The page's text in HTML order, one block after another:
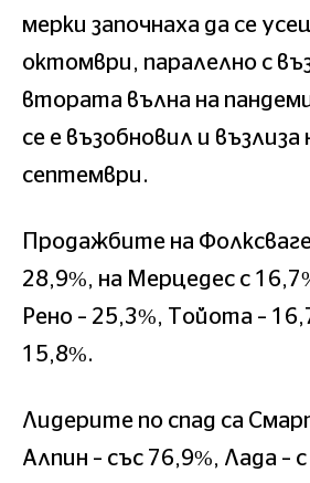
мерки започнаха да се
октомври, паралелно с
втората вълна на
се е възобновил и възлиза
септември.
Продажбите на
28,9%, на Мерцедес с
Рено – 25,3%, Тойота –
15,8%.
Лидерите по спад са
Алпин – със 76,9%, Лада –